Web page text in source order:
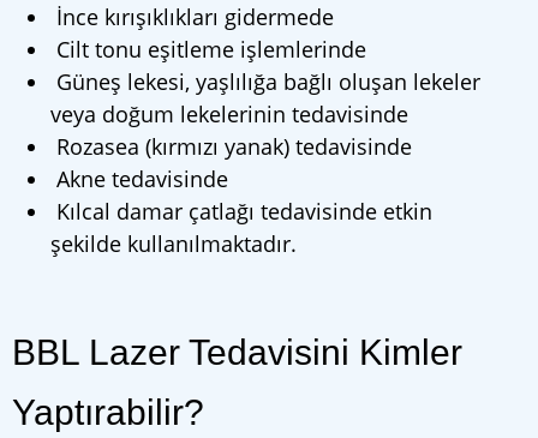
İnce kırışıklıkları gidermede
Cilt tonu eşitleme işlemlerinde
Güneş lekesi, yaşlılığa bağlı oluşan lekeler
veya doğum lekelerinin tedavisinde
Rozasea (kırmızı yanak) tedavisinde
Akne tedavisinde
Kılcal damar çatlağı tedavisinde etkin
şekilde kullanılmaktadır.
BBL Lazer Tedavisini Kimler
Yaptırabilir?